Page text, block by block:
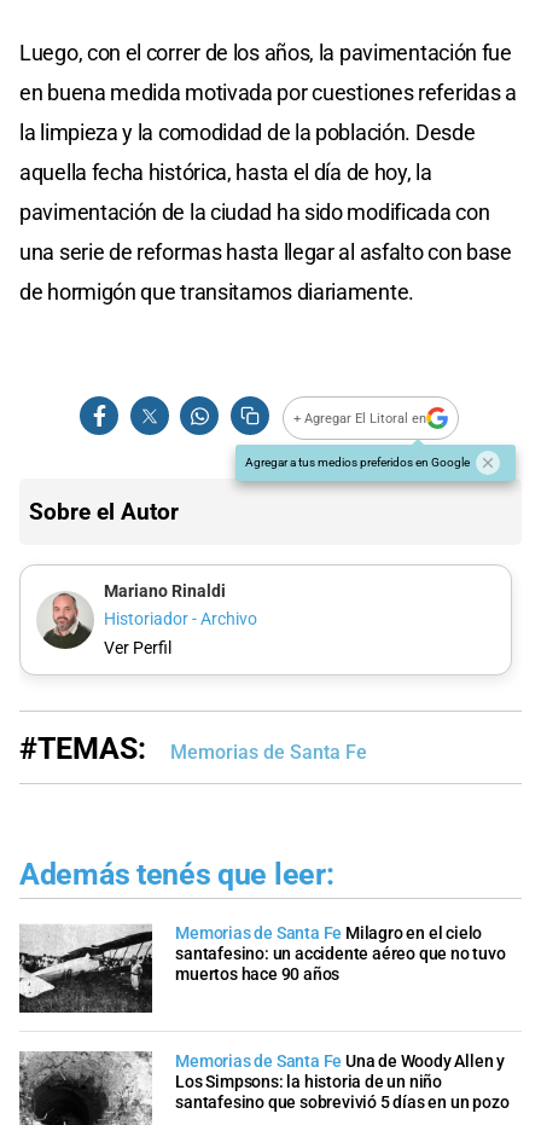
Luego, con el correr de los años, la pavimentación fue
en buena medida motivada por cuestiones referidas a
la limpieza y la comodidad de la población. Desde
aquella fecha histórica, hasta el día de hoy, la
pavimentación de la ciudad ha sido modificada con
una serie de reformas hasta llegar al asfalto con base
de hormigón que transitamos diariamente.
+ Agregar El Litoral en
Agregar a tus medios preferidos en Google
Sobre el Autor
Mariano Rinaldi
Historiador - Archivo
Ver Perfil
#TEMAS: Memorias de Santa Fe
Además tenés que leer:
Memorias de Santa Fe Milagro en el cielo
santafesino: un accidente aéreo que no tuvo
muertos hace 90 años
Memorias de Santa Fe Una de Woody Allen y
Los Simpsons: la historia de un niño
santafesino que sobrevivió 5 días en un pozo